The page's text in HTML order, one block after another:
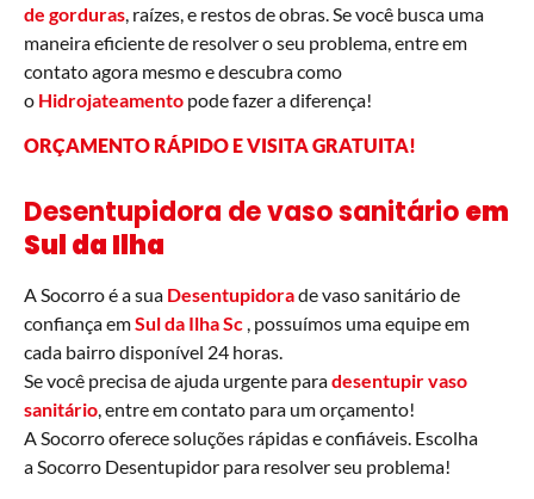
de gorduras, raízes, e restos de obras. Se você busca uma
maneira eficiente de resolver o seu problema, entre em
contato agora mesmo e descubra como
o Hidrojateamento pode fazer a diferença!
ORÇAMENTO RÁPIDO E VISITA GRATUITA!
Desentupidora de vaso sanitárioem
Sul da Ilha
A Socorro é a sua Desentupidorade vaso sanitário de
confiança emSul da Ilha Sc , possuímos uma equipe em
cada bairro disponível 24 horas.
Se você precisa de ajuda urgente paradesentupir vaso
sanitário, entre em contato para um orçamento!
A Socorro oferece soluções rápidas e confiáveis. Escolha
a Socorro Desentupidor para resolver seu problema!